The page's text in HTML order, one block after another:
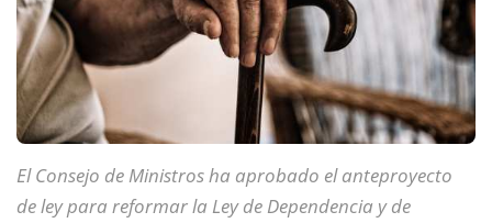
El Consejo de Ministros ha aprobado el anteproyecto
de ley para reformar la Ley de Dependencia y de